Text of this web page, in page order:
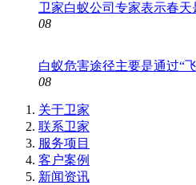
卫家白蚁公司专家表示春天
08
白蚁危害途径主要是通过“
08
关于卫家
联系卫家
服务项目
客户案例
新闻资讯